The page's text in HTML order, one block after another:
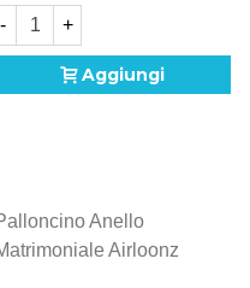
- +
Aggiungi
Anello
Airloonz